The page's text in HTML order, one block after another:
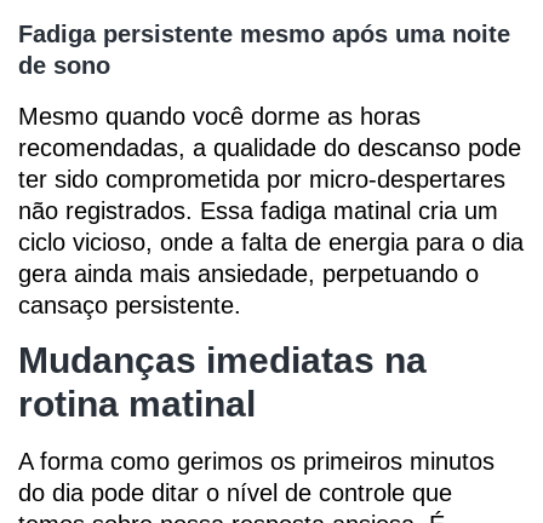
Fadiga persistente mesmo após uma noite
de sono
Mesmo quando você dorme as horas
recomendadas, a qualidade do descanso pode
ter sido comprometida por micro-despertares
não registrados. Essa fadiga matinal cria um
ciclo vicioso, onde a falta de energia para o dia
gera ainda mais ansiedade, perpetuando o
cansaço persistente.
Mudanças imediatas na
rotina matinal
A forma como gerimos os primeiros minutos
do dia pode ditar o nível de controle que